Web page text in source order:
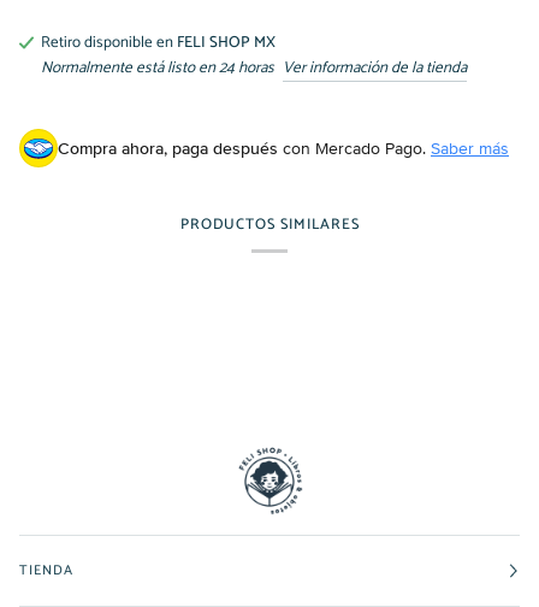
Retiro disponible enFELI SHOP MX
Normalmente está listo en 24 horas Ver información de la tienda
Compra ahora, paga después con Mercado Pago. Saber más
PRODUCTOS SIMILARES
TIENDA